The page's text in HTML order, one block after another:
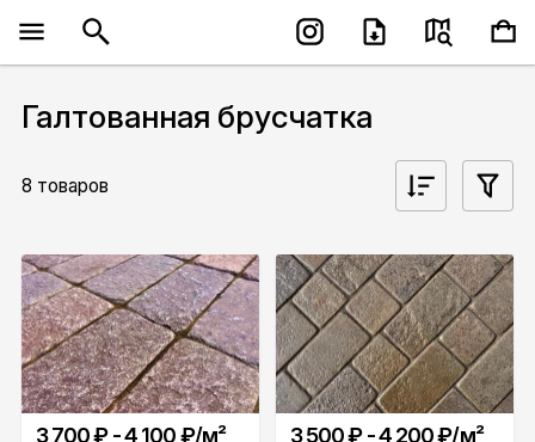
Галтованная брусчатка
8 товаров
3 700 ₽ - 4 100 ₽/м² 3 500 ₽ - 4 200 ₽/м²